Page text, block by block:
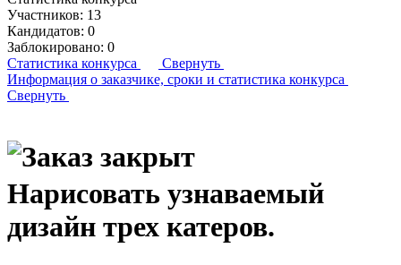
Участников: 13
Кандидатов: 0
Заблокировано: 0
Статистика конкурса
Свернуть
Информация о заказчике, сроки и статистика конкурса
Свернуть
Нарисовать узнаваемый
дизайн трех катеров.